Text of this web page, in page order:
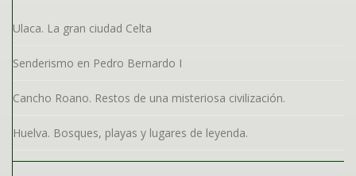
Ulaca. La gran ciudad Celta
Senderismo en Pedro Bernardo I
Cancho Roano. Restos de una misteriosa civilización.
Huelva. Bosques, playas y lugares de leyenda.